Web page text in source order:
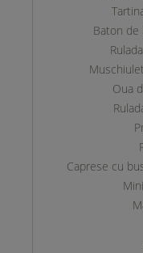
Baton de
Oua
Caprese cu